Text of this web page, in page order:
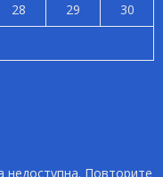
28 29
30
Повторите